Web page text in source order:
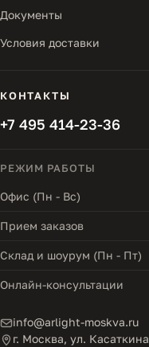
Документы
Условия доставки
КОНТАКТЫ
+7 495 414-23-36
РЕЖИМ РАБОТЫ
Офис (Пн - Вс)
Прием заказов
Склад и шоурум (Пн - Пт)
Онлайн-консультации
info@arlight-moskva.ru
г. Москва, ул. Касаткина